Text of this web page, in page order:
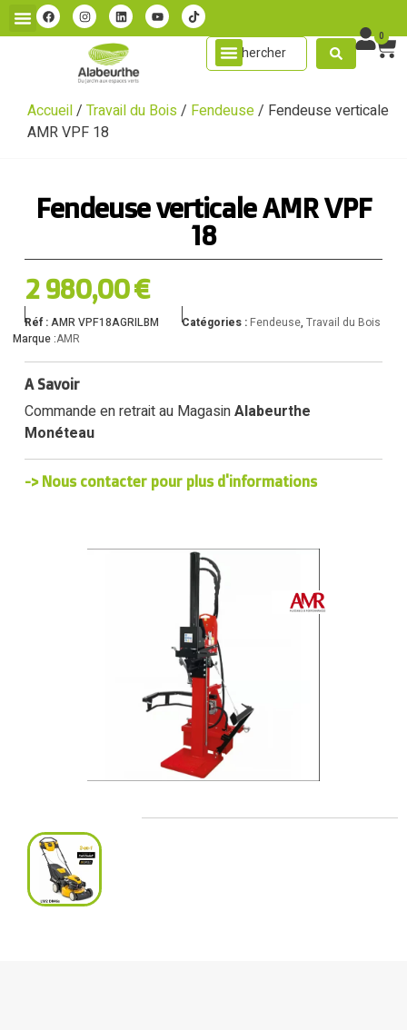
0
Accueil/ Travail du Bois / Fendeuse/ Fendeuse verticale
AMR VPF 18
Fendeuse verticale AMR VPF
18
2 980,00€
Réf :AMR VPF18AGRILBM Catégories : Fendeuse, Travail du Bois
Marque :AMR
A Savoir
Commande en retrait au MagasinAlabeurthe
Monéteau
-> Nous contacter pour plus d'informations